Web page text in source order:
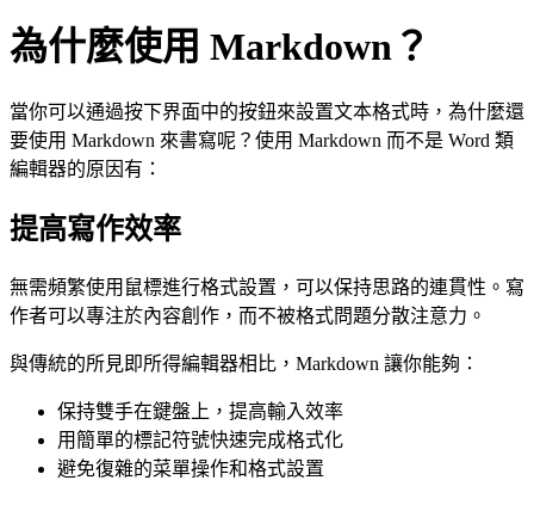
為什麼使用 Markdown？
當你可以通過按下界面中的按鈕來設置文本格式時，為什麼還
要使用 Markdown 來書寫呢？使用 Markdown 而不是 Word 類
編輯器的原因有：
提高寫作效率
無需頻繁使用鼠標進行格式設置，可以保持思路的連貫性。寫
作者可以專注於內容創作，而不被格式問題分散注意力。
與傳統的所見即所得編輯器相比，Markdown 讓你能夠：
保持雙手在鍵盤上，提高輸入效率
用簡單的標記符號快速完成格式化
避免復雜的菜單操作和格式設置